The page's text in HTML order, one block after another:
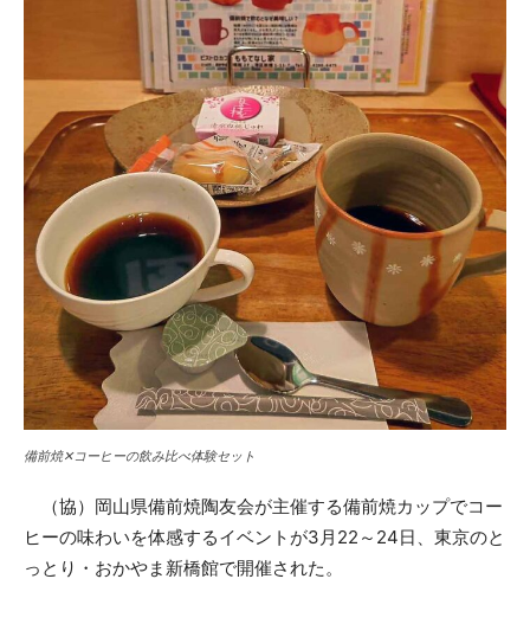
備前焼✕コーヒーの飲み比べ体験セット
（協）岡山県備前焼陶友会が主催する備前焼カップでコー
ヒーの味わいを体感するイベントが3月22～24日、東京のと
っとり・おかやま新橋館で開催された。